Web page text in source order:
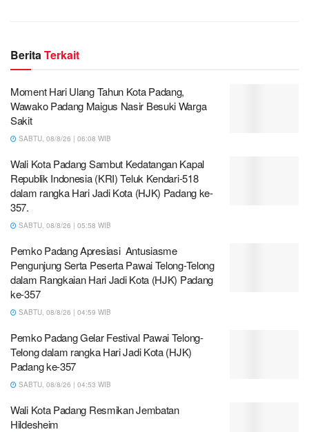
BeritaTerkait
Moment Hari Ulang Tahun Kota Padang,
Wawako Padang Maigus Nasir Besuki Warga
Sakit
SABTU, 08/8/26 | 06:08 WIB
Wali Kota Padang Sambut Kedatangan Kapal
Republik Indonesia (KRI) Teluk Kendari-518
dalam rangka Hari Jadi Kota (HJK) Padang ke-
357.
SABTU, 08/8/26 | 05:58 WIB
Pemko Padang Apresiasi Antusiasme
Pengunjung Serta Peserta Pawai Telong-Telong
dalam Rangkaian Hari Jadi Kota (HJK) Padang
ke-357
SABTU, 08/8/26 | 04:59 WIB
Pemko Padang Gelar Festival Pawai Telong-
Telong dalam rangka Hari Jadi Kota (HJK)
Padang ke-357
SABTU, 08/8/26 | 04:53 WIB
Wali Kota Padang Resmikan Jembatan
Hildesheim